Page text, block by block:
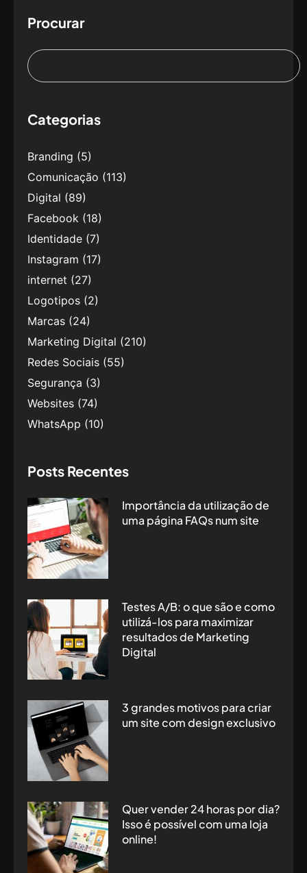
Procurar
Categorias
Branding (5)
Comunicação (113)
Digital (89)
Facebook (18)
Identidade (7)
Instagram (17)
internet (27)
Logotipos (2)
Marcas (24)
Marketing Digital (210)
Redes Sociais (55)
Segurança (3)
Websites (74)
WhatsApp (10)
Posts Recentes
Importância da utilização de
uma página FAQs num site
Testes A/B: o que são e como
utilizá-los para maximizar
resultados de Marketing
Digital
3 grandes motivos para criar
um site com design exclusivo
Quer vender 24 horas por dia?
Isso é possível com uma loja
online!